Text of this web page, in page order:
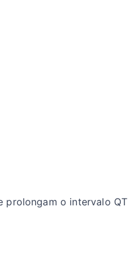
prolongam o intervalo QT